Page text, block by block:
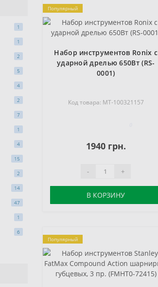
1
1
2
5
4
2
7
1
4
15
2
14
47
1
6
Популярный
Набор инструментов Ronix с
ударной дрелью 650Вт (RS-
0001)
Код товара: MT-100321157
1940 грн.
- +
В КОРЗИНУ
Популярный